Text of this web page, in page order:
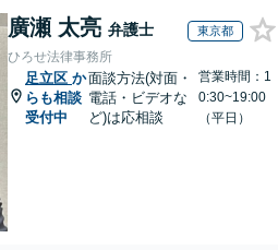
廣瀬 太亮 弁護士 東京都
ひろせ法律事務所
足立区 か
らも相談
受付中
面談方法(対面・
電話・ビデオな
ど)は応相談
営業時間：1
0:30~19:00
（平日）